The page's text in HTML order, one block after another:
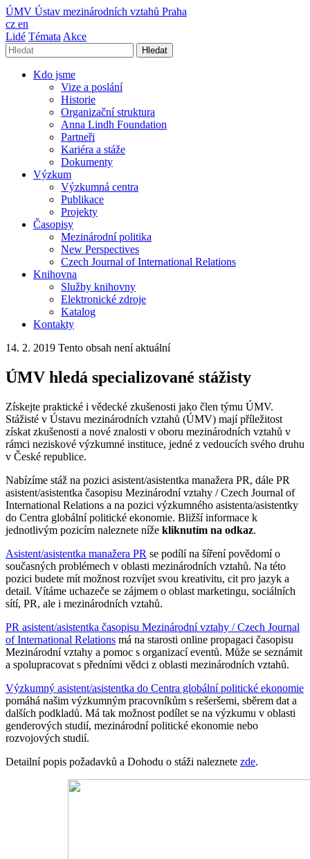
ÚMV Ústav mezinárodních vztahů Praha
cz en
Lidé Témata Akce
Hledat
Kdo jsme
Vize a poslání
Historie
Organizační struktura
Anna Lindh Foundation
Partneři
Kariéra a stáže
Dokumenty
Výzkum
Výzkumná centra
Publikace
Projekty
Časopisy
Mezinárodní politika
New Perspectives
Czech Journal of International Relations
Knihovna
Služby knihovny
Elektronické zdroje
Katalog
Kontakty
14. 2. 2019 Tento obsah není aktuální
ÚMV hledá specializované stážisty
Získejte praktické i vědecké zkušenosti jako člen týmu ÚMV.
Stážisté v Ústavu mezinárodních vztahů (ÚMV) mají příležitost
získat zkušenosti a nové znalosti v oboru mezinárodních vztahů v
rámci neziskové výzkumné instituce, jedné z vedoucích svého druhu
v České republice.
Nabízíme stáž na pozici asistent/asistentka manažera PR, dále PR
asistent/asistentka časopisu Mezinárodní vztahy / Czech Journal of
International Relations a na pozici výzkumného asistenta/asistentky
do Centra globální politické ekonomie. Bližší informace k
jednotlivým pozicím naleznete níže kliknutím na odkaz.
Asistent/asistentka manažera PR se podílí na šíření povědomí o
současných problémech v oblasti mezinárodních vztahů. Na této
pozici budete mít možnost rozvíjet svou kreativitu, cit pro jazyk a
detail. Vítáme uchazeče se zájmem o oblast marketingu, sociálních
sítí, PR, ale i mezinárodních vztahů.
PR asistent/asistentka časopisu Mezinárodní vztahy / Czech Journal
of International Relations má na starosti online propagaci časopisu
Mezinárodní vztahy a pomoc s organizací eventů. Může se seznámit
a spolupracovat s předními vědci z oblasti mezinárodních vztahů.
Výzkumný asistent/asistentka do Centra globální politické ekonomie
pomáhá našim výzkumným pracovníkům s rešeršemi, sběrem dat a
dalších podkladů. Má tak možnost podílet se na výzkumu v oblasti
genderových studií, mezinárodní politické ekonomie nebo
rozvojových studií.
Detailní popis požadavků a Dohodu o stáži naleznete zde.